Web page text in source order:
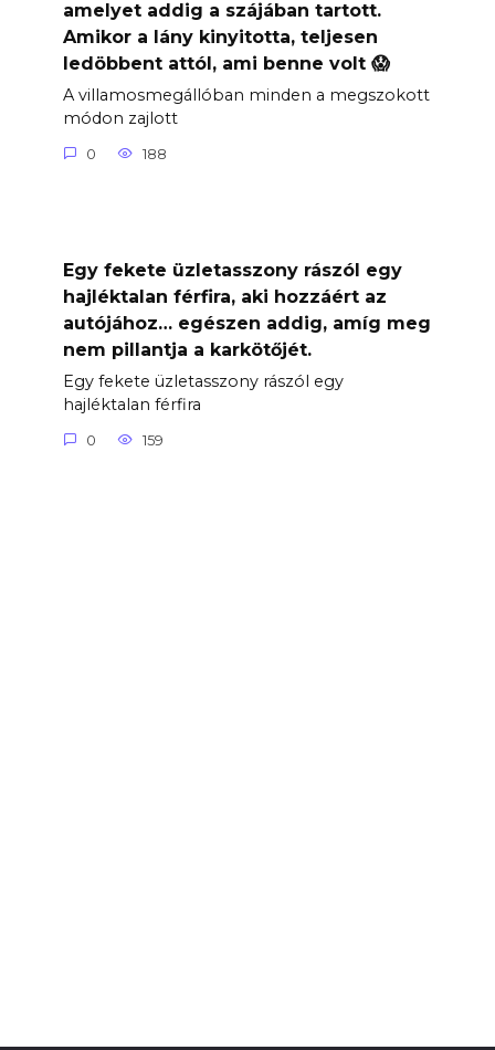
amelyet addig a szájában tartott.
Amikor a lány kinyitotta, teljesen
ledöbbent attól, ami benne volt 😱
A villamosmegállóban minden a megszokott
módon zajlott
0 188
Egy fekete üzletasszony rászól egy
hajléktalan férfira, aki hozzáért az
autójához… egészen addig, amíg meg
nem pillantja a karkötőjét.
Egy fekete üzletasszony rászól egy
hajléktalan férfira
0 159